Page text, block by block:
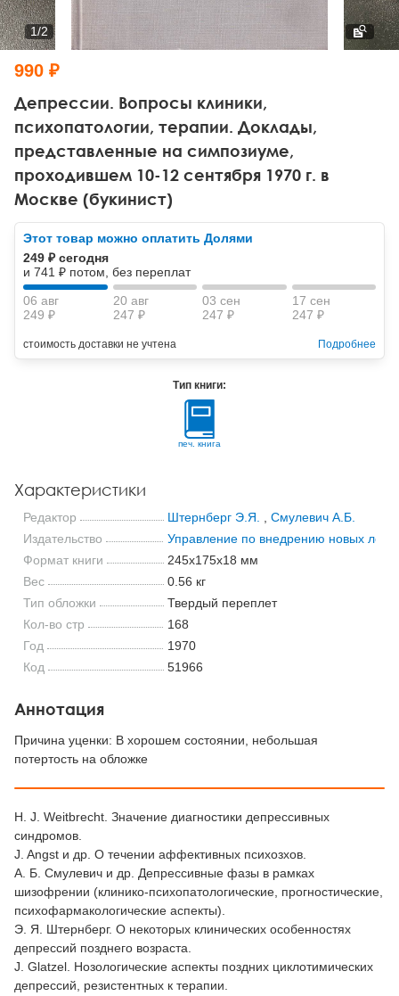
Тревожные расстройства, панические атаки
Психодрама
Другие направления психотерапии
Классический, эриксоновский гипноз и НЛП
НЛП
Психология труда и эргономика
Социальная психология
Социальная и организационная психология
Классический и юнгианский психоанализ
Депрессии. Вопросы клиники,
психопатологии, терапии. Доклады,
представленные на симпозиуме,
проходившем 10-12 сентября 1970 г. в
Москве (букинист)
1/2
990 ₽
Этот товар можно оплатить Долями
249 ₽ сегодня
и 741 ₽ потом, без переплат
06 авг
249 ₽
20 авг
247 ₽
03 сен
247 ₽
17 сен
247 ₽
стоимость доставки не учтена Подробнее
Тип книги:
печ. книга
Характеристики
Редактор Штернберг Э.Я.
Смулевич А.Б.
Издательство
Управление по внедрению новых
Формат книги
245x175x18 мм
Вес
0.56 кг
Тип обложки
Твердый переплет
Кол-во стр
168
Год
1970
Код
51966
Аннотация
Причина уценки: В хорошем состоянии, небольшая
потертость на обложке
H. J. Weitbrecht. Значение диагностики депрессивных
синдромов.
J. Angst и др. О течении аффективных психозхов.
А. Б. Смулевич и др. Депрессивные фазы в рамках
шизофрении (клинико-психопатологические, прогностические,
психофармакологические аспекты).
Э. Я. Штернберг. О некоторых клинических особенностях
депрессий позднего возраста.
J. Glatzel. Нозологические аспекты поздних циклотимических
депрессий, резистентных к терапии.